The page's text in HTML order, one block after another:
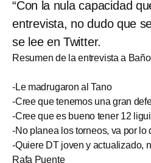
“Con la nula capacidad
entrevista, no dudo que
se lee en Twitter.
Resumen de la entrevista a
-Le madrugaron al Tano
-Cree que tenemos una gran
-Cree que es bueno tener 12
-No planea los torneos, va por lo
-Quiere DT joven y actualizado,
Rafa Puente